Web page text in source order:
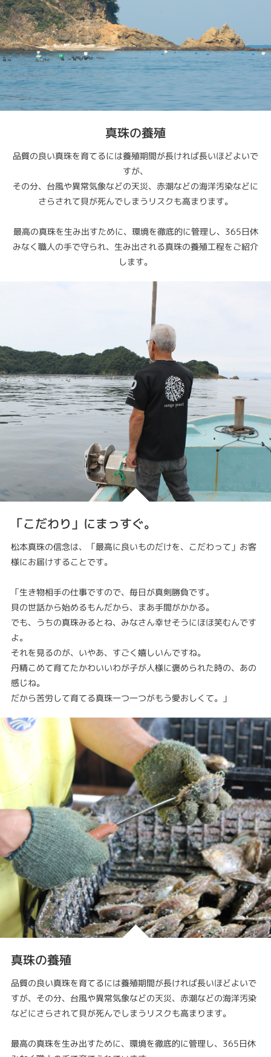
真珠の養殖
品質の良い真珠を育てるには養殖期間が長ければ長いほどよいで
すが、
その分、台風や異常気象などの天災、赤潮などの海洋汚染などに
さらされて貝が死んでしまうリスクも高まります。
最高の真珠を生み出すために、環境を徹底的に管理し、365日休
みなく職人の手で守られ、生み出される真珠の養殖工程をご紹介
します。
「こだわり」にまっすぐ。
松本真珠の信念は、「最高に良いものだけを、こだわって」お客
様にお届けすることです。
「生き物相手の仕事ですので、毎日が真剣勝負です。
貝の世話から始めるもんだから、まあ手間がかかる。
でも、うちの真珠みるとね、みなさん幸せそうにほほ笑むんです
よ。
それを見るのが、いやあ、すごく嬉しいんですね。
丹精こめて育てたかわいいわが子が人様に褒められた時の、あの
感じね。
だから苦労して育てる真珠一つ一つがもう愛おしくて。」
真珠の養殖
品質の良い真珠を育てるには養殖期間が長ければ長いほどよいで
すが、その分、台風や異常気象などの天災、赤潮などの海洋汚染
などにさらされて貝が死んでしまうリスクも高まります。
最高の真珠を生み出すために、環境を徹底的に管理し、365日休